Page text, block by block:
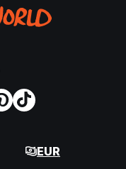
EUR